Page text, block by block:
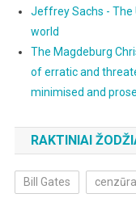
Jeffrey Sachs - The
world
The Magdeburg
of erratic and
minimised and
RAKTINIAI
Bill Gates cenzūra